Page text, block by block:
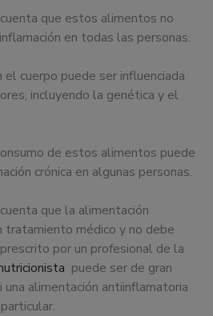
que estos alimentos no
en todas las personas.
el cuerpo puede ser influenciada
incluyendo la genética y el
de estos alimentos puede
crónica en algunas personas.
que la alimentación
tratamiento médico y no debe
por un profesional de la
puede ser de gran
una alimentación antiinflamatoria